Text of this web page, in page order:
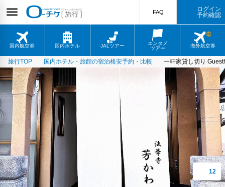
国内航空券 国内ホテル JALツアー
エンタメ
ツアー
海外航空券
FAQ
ログイン
予約確認
旅行TOP 国内ホテル・旅館の宿泊格安予約・比較 一軒家貸し切り